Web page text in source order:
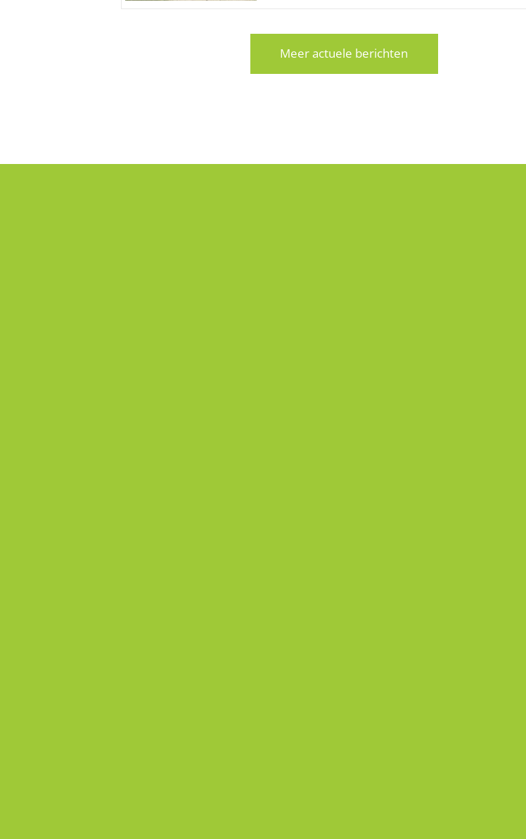
Meer actuele berichten